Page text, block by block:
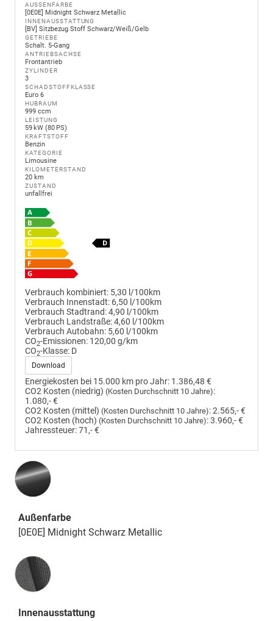
AUSSENFARBE
[0E0E] Midnight Schwarz Metallic
INNENAUSSTATTUNG
[BV] Sitzbezug Stoff Schwarz/Weiß/Gelb
GETRIEBE
Schalt. 5-Gang
ANTRIEBSACHSE
Frontantrieb
ZYLINDER
3
SCHADSTOFFKLASSE
Euro 6
HUBRAUM
999 ccm
LEISTUNG
59 kW (80 PS)
KRAFTSTOFF
Benzin
KATEGORIE
Limousine
KILOMETERSTAND
20 km
ZUSTAND
unfallfrei
Verbrauch kombiniert: 5,30 l/100km
Verbrauch Innenstadt: 6,50 l/100km
Verbrauch Stadtrand:4,90 l/100km
Verbrauch Landstraße:4,60 l/100km
Verbrauch Autobahn: 5,60 l/100km
CO2-Emissionen: 120,00 g/km
CO2-Klasse: D
Download
Energiekosten bei 15.000 km pro Jahr: 1.386,48 €
CO2 Kosten (niedrig) (Kosten Durchschnitt 10 Jahre):
1.080,- €
CO2 Kosten (mittel) (Kosten Durchschnitt 10 Jahre):2.565,- €
CO2 Kosten (hoch) (Kosten Durchschnitt 10 Jahre):3.960,- €
Jahressteuer:71,- €
Außenfarbe
[0E0E] Midnight Schwarz Metallic
Innenausstattung
Innenausstattung